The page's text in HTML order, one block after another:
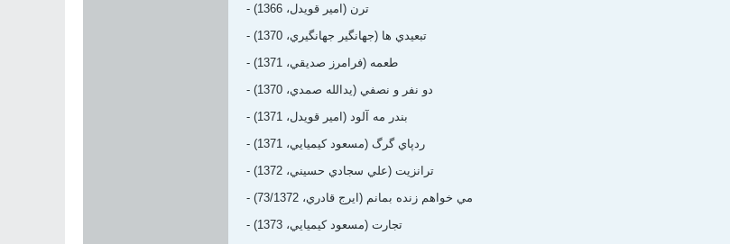
- ترن (امير قويدل، 1366)
- تبعيدي ها (جهانگير جهانگيري، 1370)
- طعمه (فرامرز صديقي، 1371)
- دو نفر و نصفي (يدالله صمدي، 1370)
- بندر مه آلود (امير قويدل، 1371)
- ردپاي گرگ (مسعود كيميايي، 1371)
- ترانزيت (علي سجادي حسيني، 1372)
- مي خواهم زنده بمانم (ايرج قادري، 73/1372)
- تجارت (مسعود كيميايي، 1373)